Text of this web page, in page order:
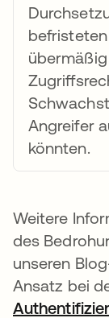
Angreifer
könnten.
Weitere
des
unseren
Ansatz bei